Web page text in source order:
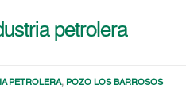
petrolera
PETROLERA, POZO LOS BARROSOS